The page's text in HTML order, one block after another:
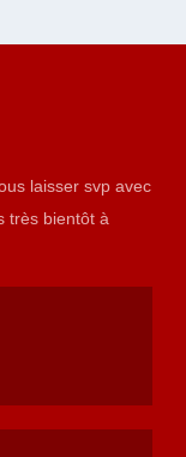
laisser svp avec
très bientôt à